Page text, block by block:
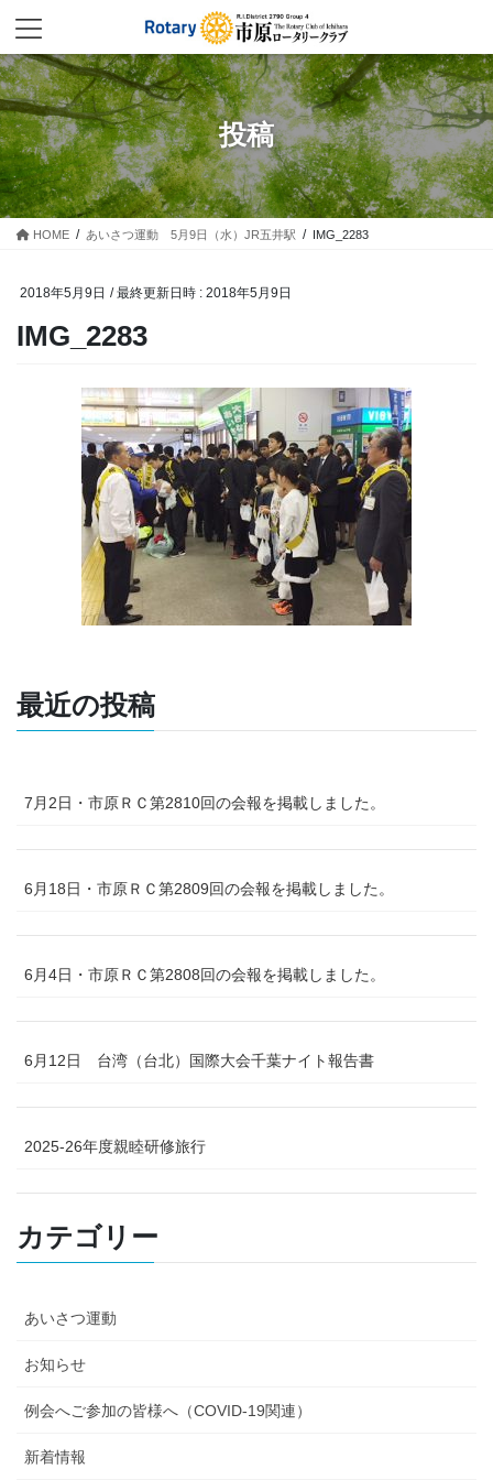
テ
ン
ツ
へ
ス
キ
ッ
プ
ゲ
ー
シ
ョ
ン
に
移
動
投稿
HOME あいさつ運動 5月9日（水）JR五井駅 IMG_2283
2018年5月9日 / 最終更新日時 : 2018年5月9日
IMG_2283
最近の投稿
7月2日・市原ＲＣ第2810回の会報を掲載しました。
6月18日・市原ＲＣ第2809回の会報を掲載しました。
6月4日・市原ＲＣ第2808回の会報を掲載しました。
6月12日 台湾（台北）国際大会千葉ナイト報告書
2025-26年度親睦研修旅行
カテゴリー
あいさつ運動
お知らせ
例会へご参加の皆様へ（COVID-19関連）
新着情報